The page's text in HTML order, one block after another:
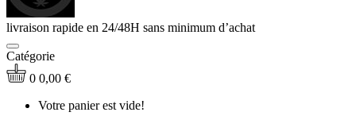
livraison rapide en 24/48H sans minimum d’achat
Catégorie
0 0,00 €
Votre panier est vide!